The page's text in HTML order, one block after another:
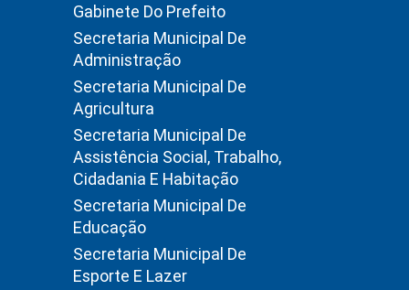
Gabinete Do Prefeito
Secretaria Municipal De
Administração
Secretaria Municipal De
Agricultura
Secretaria Municipal De
Assistência Social, Trabalho,
Cidadania E Habitação
Secretaria Municipal De
Educação
Secretaria Municipal De
Esporte E Lazer